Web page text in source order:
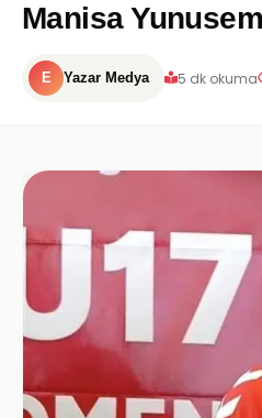
Manisa
E Yazar Medya 5 dk okuma